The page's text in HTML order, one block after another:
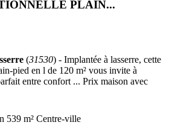
PLAIN...
(31530) - Implantée à lasserre, cette
pied en l de 120 m² vous invite à
entre confort ... Prix maison avec
539 m² Centre-ville